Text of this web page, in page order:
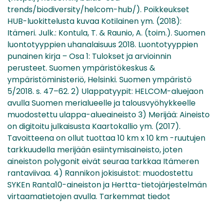
trends/biodiversity/helcom-hub/). Poikkeukset
HUB-luokittelusta kuvaa Kotilainen ym. (2018):
Itämeri. Julk.: Kontula, T. & Raunio, A. (toim.). Suomen
luontotyyppien uhanalaisuus 2018. Luontotyyppien
punainen kirja – Osa 1: Tulokset ja arvioinnin
perusteet. Suomen ympäristökeskus &
ympäristöministeriö, Helsinki. Suomen ympäristö
5/2018. s. 47–62. 2) Ulappatyypit: HELCOM-aluejaon
avulla Suomen merialueelle ja talousvyöhykkeelle
muodostettu ulappa-alueaineisto 3) Merijää: Aineisto
on digitoitu julkaisusta Kaartokallio ym. (2017).
Tavoitteena on ollut tuottaa 10 km x 10 km -ruutujen
tarkkuudella merijään esiintymisaineisto, joten
aineiston polygonit eivät seuraa tarkkaa Itämeren
rantaviivaa. 4) Rannikon jokisuistot: muodostettu
SYKEn Ranta10-aineiston ja Hertta-tietojärjestelmän
virtaamatietojen avulla. Tarkemmat tiedot